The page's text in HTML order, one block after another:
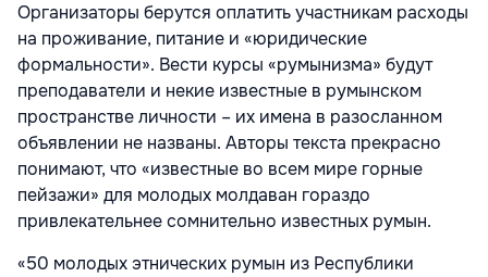
Организаторы берутся оплатить участникам расходы
на проживание, питание и «юридические
формальности». Вести курсы «румынизма» будут
преподаватели и некие известные в румынском
пространстве личности – их имена в разосланном
объявлении не названы. Авторы текста прекрасно
понимают, что «известные во всем мире горные
пейзажи» для молодых молдаван гораздо
привлекательнее сомнительно известных румын.
«50 молодых этнических румын из Республики